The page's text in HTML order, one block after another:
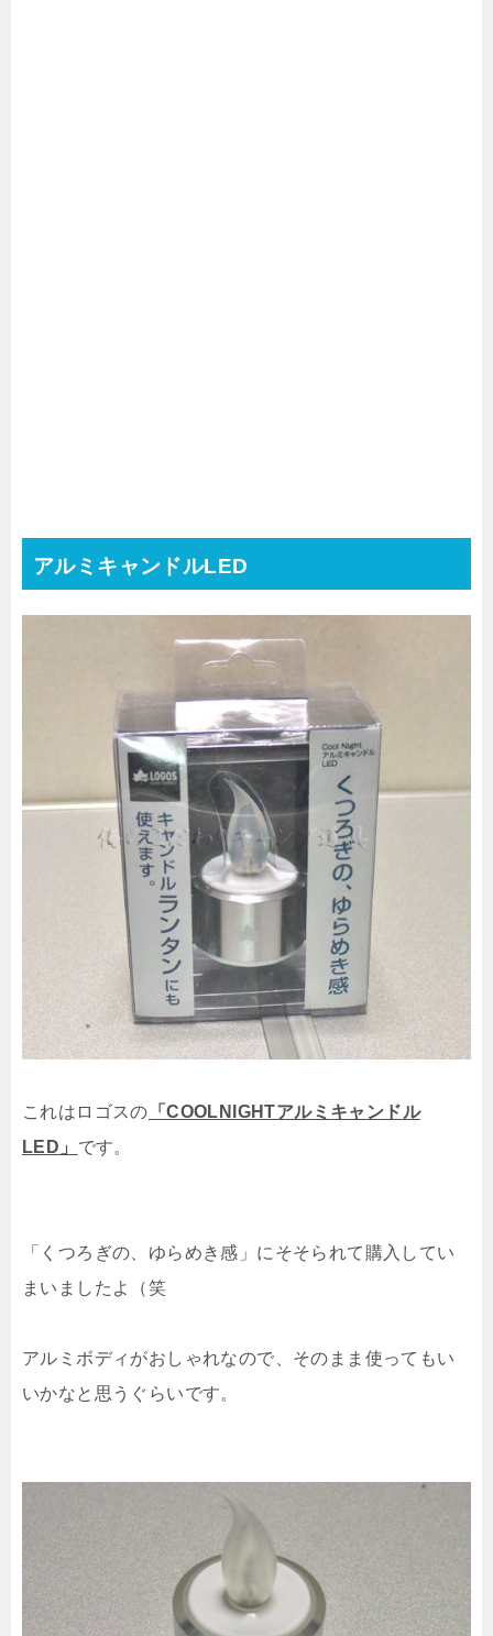
アルミキャンドルLED
これはロゴスの 「COOLNIGHTアルミキャンドル
LED」 です。
「くつろぎの、ゆらめき感」にそそられて購入してい
まいましたよ（笑
アルミボディがおしゃれなので、そのまま使ってもい
いかなと思うぐらいです。